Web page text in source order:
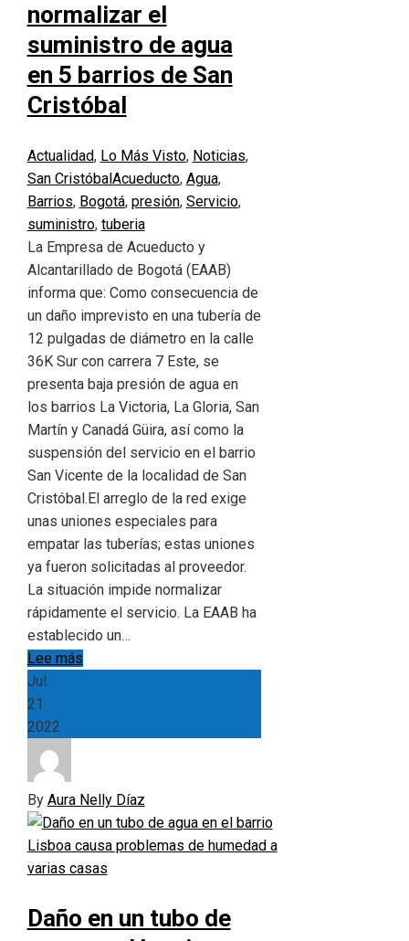
normalizar el
suministro de agua
en 5 barrios de San
Cristóbal
Actualidad, Lo Más Visto, Noticias,
San Cristóbal Acueducto, Agua,
Barrios, Bogotá, presión, Servicio,
suministro, tuberia
La Empresa de Acueducto y
Alcantarillado de Bogotá (EAAB)
informa que: Como consecuencia de
un daño imprevisto en una tubería de
12 pulgadas de diámetro en la calle
36K Sur con carrera 7 Este, se
presenta baja presión de agua en
los barrios La Victoria, La Gloria, San
Martín y Canadá Güira, así como la
suspensión del servicio en el barrio
San Vicente de la localidad de San
Cristóbal.El arreglo de la red exige
unas uniones especiales para
empatar las tuberías; estas uniones
ya fueron solicitadas al proveedor.
La situación impide normalizar
rápidamente el servicio. La EAAB ha
establecido un…
Lee más
Jul
21
2022
By Aura Nelly Díaz
Daño en un tubo de